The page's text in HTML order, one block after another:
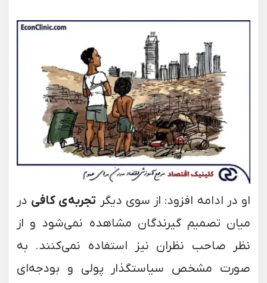
او در ادامه افزود: از سوی دیگر تجربه‌ی کافی در
میان تصمیم گیرندگان مشاهده نمی‌شود و از
نظر صاحب نظران نیز استفاده نمی‌کنند. به
صورت مشخص سیاستگذار پولی و بودجه‌ای